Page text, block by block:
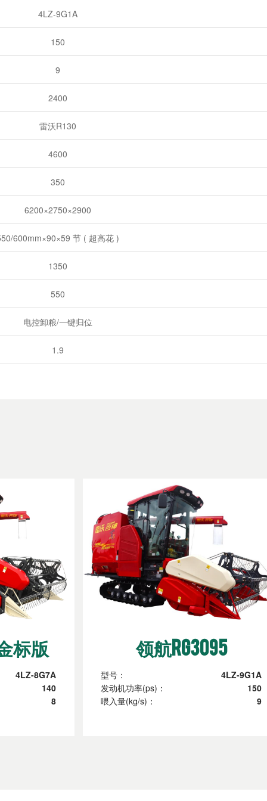
4LZ-9G1A
150
9
2400
雷沃R130
4600
350
6200×2750×2900
600mm×90×59 节 ( 超高花 )
1350
550
电控卸粮/一键归位
1.9
标版
4LZ-8G7A
140
8
领航RG3095
型号：
4LZ-9G1A
发动机功率(ps)：
150
喂入量(kg/s)：
9